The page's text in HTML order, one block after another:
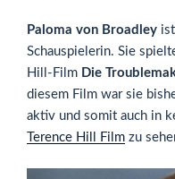
Paloma von Broadley
Schauspielerin. Sie
Hill-Film Die
diesem Film war sie
aktiv und somit auch in
Terence Hill Film zu